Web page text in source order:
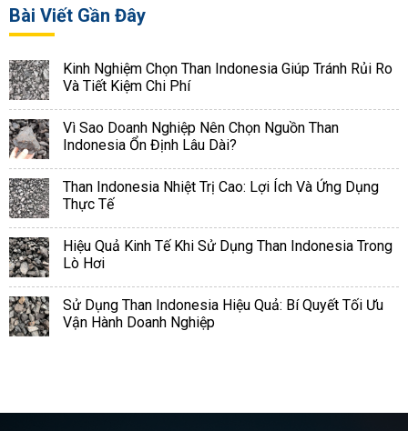
Bài Viết Gần Đây
Kinh Nghiệm Chọn Than Indonesia Giúp Tránh Rủi Ro
Và Tiết Kiệm Chi Phí
Vì Sao Doanh Nghiệp Nên Chọn Nguồn Than
Indonesia Ổn Định Lâu Dài?
Than Indonesia Nhiệt Trị Cao: Lợi Ích Và Ứng Dụng
Thực Tế
Hiệu Quả Kinh Tế Khi Sử Dụng Than Indonesia Trong
Lò Hơi
Sử Dụng Than Indonesia Hiệu Quả: Bí Quyết Tối Ưu
Vận Hành Doanh Nghiệp